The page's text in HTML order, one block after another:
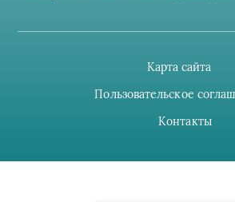
Карта сайта
Пользовательское
Контакты